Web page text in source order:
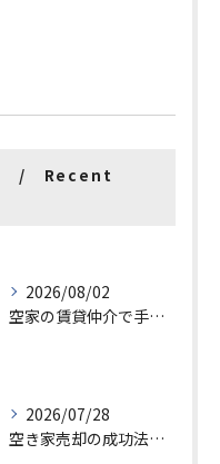
Recent
2026/08/02
空家の賃貸仲介で手数料と上限を徹底解説し200万円物件の注意点も紹介
2026/07/28
空き家売却の成功法と注意点